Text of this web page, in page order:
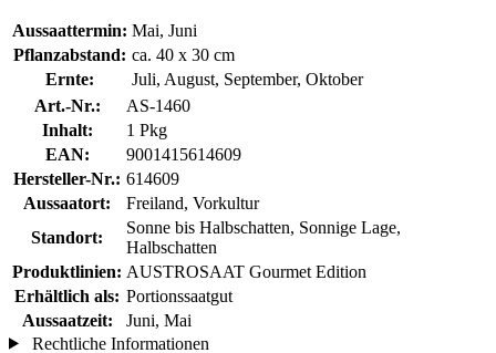
Aussaattermin: Mai, Juni
Pflanzabstand: ca. 40 x 30 cm
Ernte:
Juli, August, September, Oktober
Art.-Nr.:
AS-1460
Inhalt:
1 Pkg
EAN:
9001415614609
Hersteller-Nr.: 614609
Aussaatort:
Freiland, Vorkultur
Standort:
Sonne bis Halbschatten, Sonnige Lage,
Halbschatten
Produktlinien: AUSTROSAAT Gourmet Edition
Erhältlich als: Portionssaatgut
Aussaatzeit:
Juni, Mai
Rechtliche Informationen